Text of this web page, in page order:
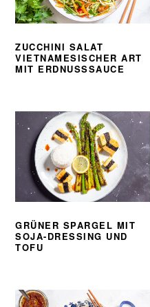
ZUCCHINI SALAT
VIETNAMESISCHER ART
MIT ERDNUSSSAUCE
GRÜNER SPARGEL MIT
SOJA-DRESSING UND
TOFU